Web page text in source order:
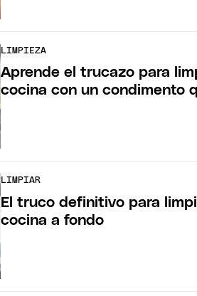
LIMPIEZA
Aprende el trucazo para
cocina con un condimento
LIMPIAR
El truco definitivo para
cocina a fondo